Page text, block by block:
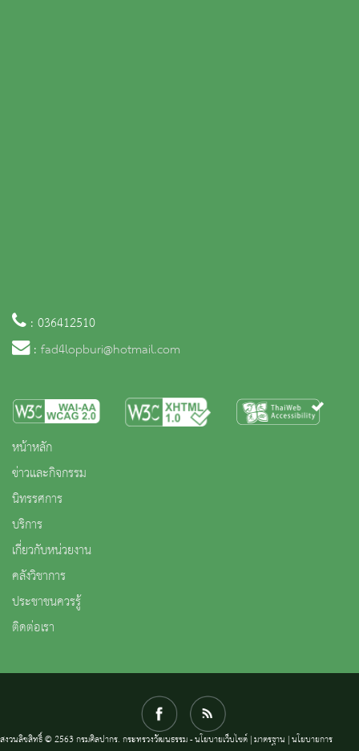
: 036412510
: fad4lopburi@hotmail.com
หน้าหลัก
ข่าวและกิจกรรม
นิทรรศการ
บริการ
เกี่ยวกับหน่วยงาน
คลังวิชาการ
ประชาชนควรรู้
ติดต่อเรา
สงวนลิขสิทธิ์ © 2563 กรมศิลปากร. กระทรวงวัฒนธรรม -นโยบายเว็บไซต์|มาตรฐาน |นโยบายการ